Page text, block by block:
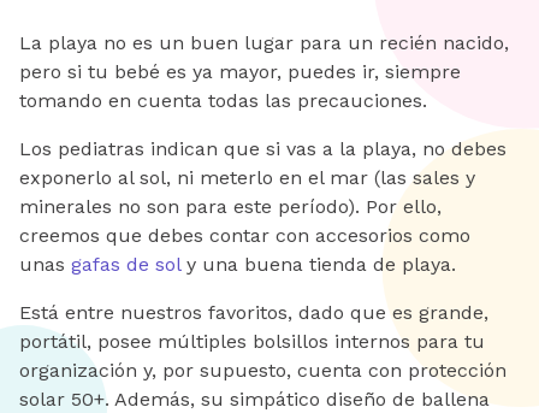
La playa no es un buen lugar para un recién nacido,
pero si tu bebé es ya mayor, puedes ir, siempre
tomando en cuenta todas las precauciones.
Los pediatras indican que si vas a la playa, no debes
exponerlo al sol, ni meterlo en el mar (las sales y
minerales no son para este período). Por ello,
creemos que debes contar con accesorios como
unas gafas de soly una buena tienda de playa.
Está entre nuestros favoritos, dado que es grande,
portátil, posee múltiples bolsillos internos para tu
organización y, por supuesto, cuenta con protección
solar 50+. Además, su simpático diseño de ballena